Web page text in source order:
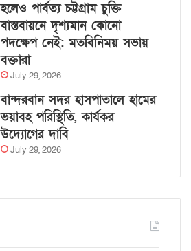
হলেও পার্বত্য চট্টগ্রাম চুক্তি
বাস্তবায়নে দৃশ্যমান কোনো
পদক্ষেপ নেই: মতবিনিময় সভায়
বক্তারা
July 29, 2026
বান্দরবান সদর হাসপাতালে হামের
ভয়াবহ পরিস্থিতি, কার্যকর
উদ্যোগের দাবি
July 29, 2026